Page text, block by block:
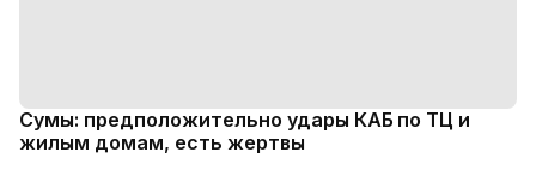
Сумы: предположительно удары КАБ по ТЦ и
жилым домам, есть жертвы